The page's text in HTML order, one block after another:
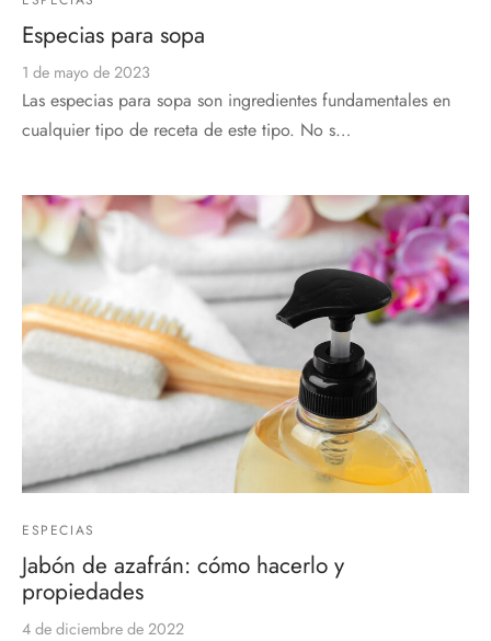
Especias para sopa
1 de mayo de 2023
Las especias para sopa son ingredientes fundamentales en
cualquier tipo de receta de este tipo. No s…
ESPECIAS
Jabón de azafrán: cómo hacerlo y
propiedades
4 de diciembre de 2022